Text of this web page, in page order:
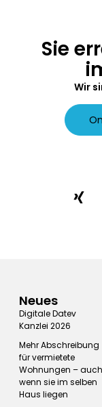
Sie
Wir
Neues
Digitale Datev
Kanzlei 2026
Mehr Abschreibung
für vermietete
Wohnungen – auch
wenn sie im selben
Haus liegen